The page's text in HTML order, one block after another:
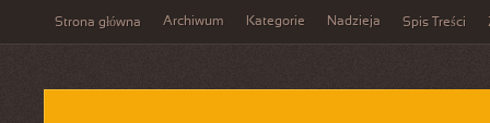
Strona główna Archiwum Kategorie Nadzieja Spis Treści